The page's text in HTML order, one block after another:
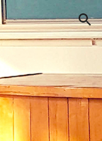
Skip to navigation